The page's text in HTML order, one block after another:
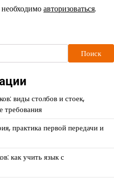
авторизоваться.
Поиск
виды столбов и стоек,
требования
практика первой передачи и
как учить язык с